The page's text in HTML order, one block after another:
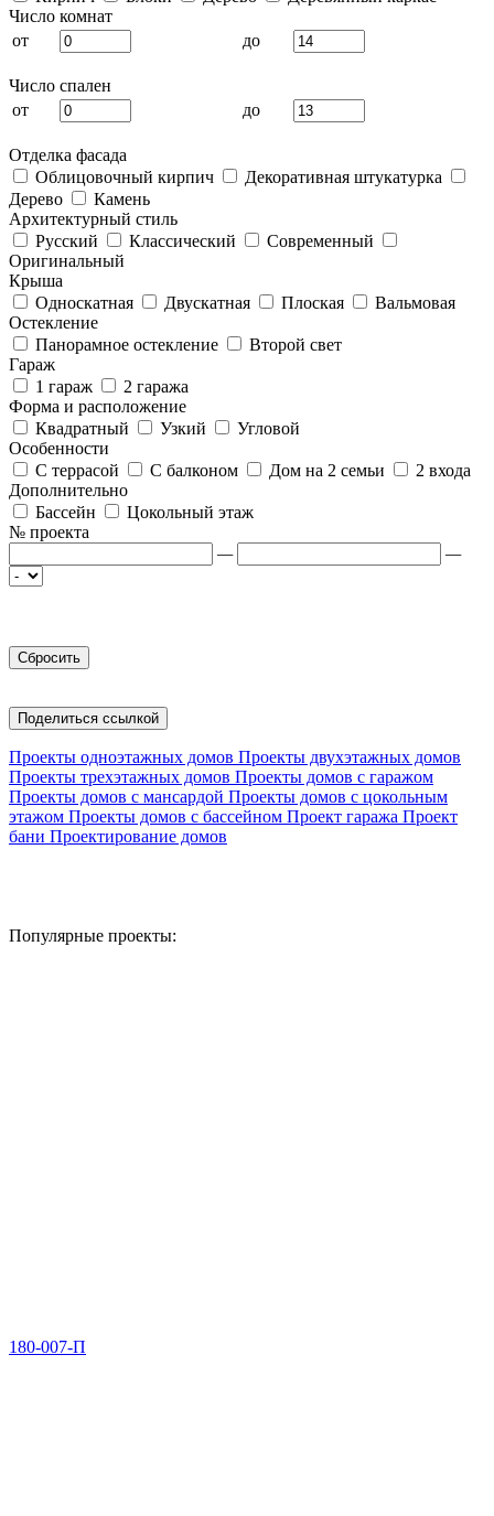
Число комнат
от
до
Число спален
от
до
Отделка фасада
Облицовочный кирпич
Декоративная штукатурка
Дерево
Камень
Архитектурный стиль
Русский
Классический
Современный
Оригинальный
Крыша
Односкатная
Двускатная Плоская
Вальмовая
Остекление
Панорамное остекление
Второй свет
Гараж
1 гараж
2 гаража
Форма и расположение
Квадратный
Узкий
Угловой
Особенности
С террасой
С балконом Дом на 2 семьи
2 входа
Дополнительно
Бассейн
Цокольный этаж
№ проекта
—
—
Поделиться ссылкой
Проекты одноэтажных домов Проекты двухэтажных домов
Проекты трехэтажных домов Проекты домов с гаражом
Проекты домов с мансардой Проекты домов с цокольным
этажом Проекты домов с бассейном Проект гаража Проект
бани Проектирование домов
Популярные проекты:
180-007-П